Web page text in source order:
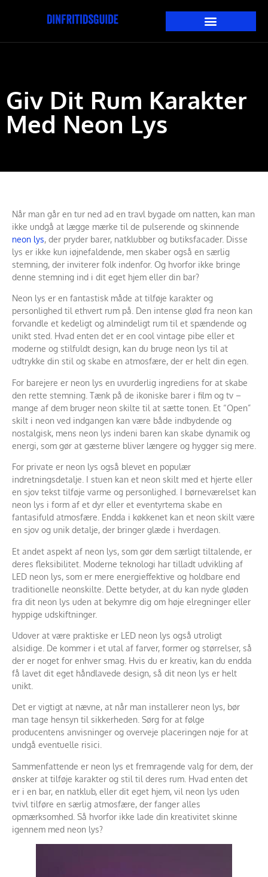
Giv Dit Rum Karakter
Med Neon Lys
Når man går en tur ned ad en travl bygade om natten, kan man
ikke undgå at lægge mærke til de pulserende og skinnende
neon lys, der pryder barer, natklubber og butiksfacader. Disse
lys er ikke kun iøjnefaldende, men skaber også en særlig
stemning, der inviterer folk indenfor. Og hvorfor ikke bringe
denne stemning ind i dit eget hjem eller din bar?
Neon lys er en fantastisk måde at tilføje karakter og
personlighed til ethvert rum på. Den intense glød fra neon kan
forvandle et kedeligt og almindeligt rum til et spændende og
unikt sted. Hvad enten det er en cool vintage pibe eller et
moderne og stilfuldt design, kan du bruge neon lys til at
udtrykke din stil og skabe en atmosfære, der er helt din egen.
For barejere er neon lys en uvurderlig ingrediens for at skabe
den rette stemning. Tænk på de ikoniske barer i film og tv –
mange af dem bruger neon skilte til at sætte tonen. Et “Open”
skilt i neon ved indgangen kan være både indbydende og
nostalgisk, mens neon lys indeni baren kan skabe dynamik og
energi, som gør at gæsterne bliver længere og hygger sig mere.
For private er neon lys også blevet en populær
indretningsdetalje. I stuen kan et neon skilt med et hjerte eller
en sjov tekst tilføje varme og personlighed. I børneværelset kan
neon lys i form af et dyr eller et eventyrtema skabe en
fantasifuld atmosfære. Endda i køkkenet kan et neon skilt være
en sjov og unik detalje, der bringer glæde i hverdagen.
Et andet aspekt af neon lys, som gør dem særligt tiltalende, er
deres fleksibilitet. Moderne teknologi har tilladt udvikling af
LED neon lys, som er mere energieffektive og holdbare end
traditionelle neonskilte. Dette betyder, at du kan nyde gløden
fra dit neon lys uden at bekymre dig om høje elregninger eller
hyppige udskiftninger.
Udover at være praktiske er LED neon lys også utroligt
alsidige. De kommer i et utal af farver, former og størrelser, så
der er noget for enhver smag. Hvis du er kreativ, kan du endda
få lavet dit eget håndlavede design, så dit neon lys er helt
unikt.
Det er vigtigt at nævne, at når man installerer neon lys, bør
man tage hensyn til sikkerheden. Sørg for at følge
producentens anvisninger og overveje placeringen nøje for at
undgå eventuelle risici.
Sammenfattende er neon lys et fremragende valg for dem, der
ønsker at tilføje karakter og stil til deres rum. Hvad enten det
er i en bar, en natklub, eller dit eget hjem, vil neon lys uden
tvivl tilføre en særlig atmosfære, der fanger alles
opmærksomhed. Så hvorfor ikke lade din kreativitet skinne
igennem med neon lys?